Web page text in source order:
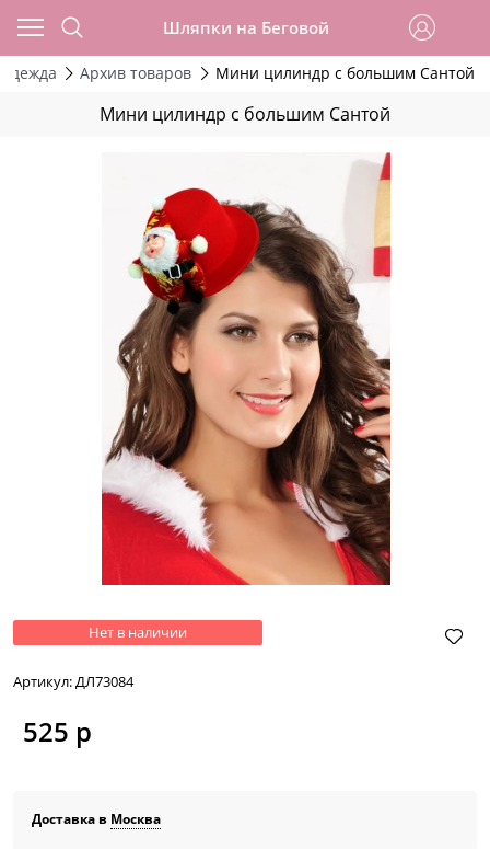
Шляпки на Беговой
Архив товаров Мини цилиндр с большим Сантой
Мини цилиндр с большим Сантой
Нет в наличии
Артикул:ДЛ73084
525 р
Доставка в Москва